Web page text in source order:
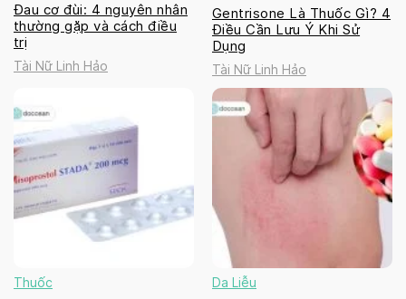
Đau cơ đùi: 4 nguyên nhân
thường gặp và cách điều
trị
Tài Nữ Linh Hảo
Gentrisone Là Thuốc Gì? 4
Điều Cần Lưu Ý Khi Sử
Dụng
Tài Nữ Linh Hảo
Thuốc Da Liễu